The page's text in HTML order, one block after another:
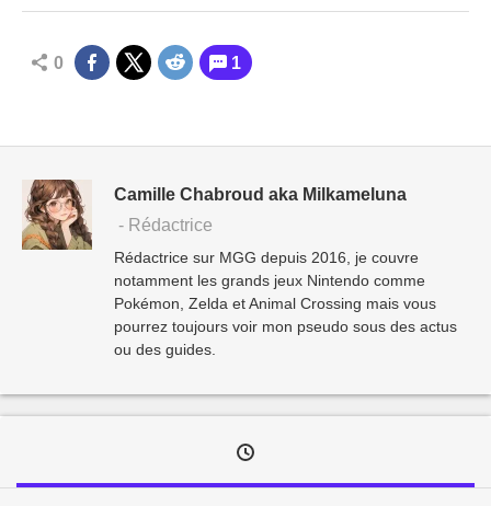
0 1
Camille Chabroud aka Milkameluna
- Rédactrice
Rédactrice sur MGG depuis 2016, je couvre
notamment les grands jeux Nintendo comme
Pokémon, Zelda et Animal Crossing mais vous
pourrez toujours voir mon pseudo sous des actus
ou des guides.